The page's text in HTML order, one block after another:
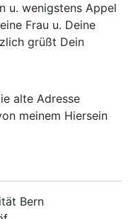
u. wenigstens Appel
Frau u. Deine
grüßt Dein
alte Adresse
meinem Hiersein
Bern